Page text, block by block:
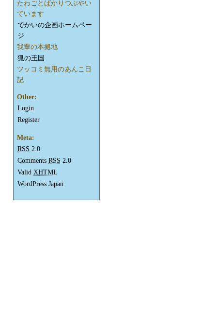
たわごとばかりつぶやい
ています
でかいの企画ホームペー
ジ
我輩の本拠地
狐の王国
ツッコミ無用のあんこ日
記
Other:
Login
Register
Meta:
RSS 2.0
Comments RSS 2.0
Valid XHTML
WordPress Japan